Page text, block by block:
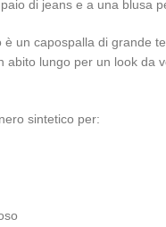
di jeans e a una blusa
un capospalla di grande
abito lungo per un look
sintetico per: